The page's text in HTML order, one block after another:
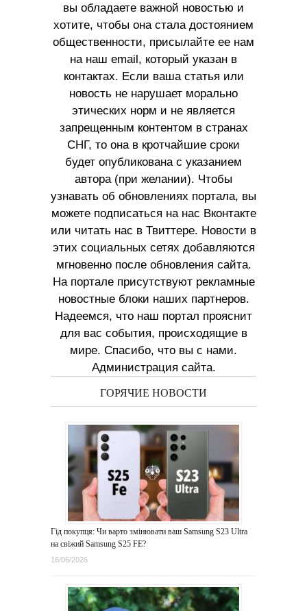
вы обладаете важной новостью и
хотите, чтобы она стала достоянием
общественности, присылайте ее нам
на наш email, который указан в
контактах. Если ваша статья или
новость не нарушает морально
этических норм и не является
запрещенным контентом в странах
СНГ, то она в кротчайшие сроки
будет опубликована с указанием
автора (при желании). Чтобы
узнавать об обновлениях портала, вы
можете подписаться на нас Вконтакте
или читать нас в Твиттере. Новости в
этих социальных сетях добавляются
мгновенно после обновления сайта.
На портале присутствуют рекламные
новостные блоки наших партнеров.
Надеемся, что наш портал прояснит
для вас события, происходящие в
мире. Спасибо, что вы с нами.
Администрация сайта.
ГОРЯЧИЕ НОВОСТИ
Гід покупця: Чи варто змінювати ваш Samsung S23 Ultra
на свіжий Samsung S25 FE?
16/06/2026